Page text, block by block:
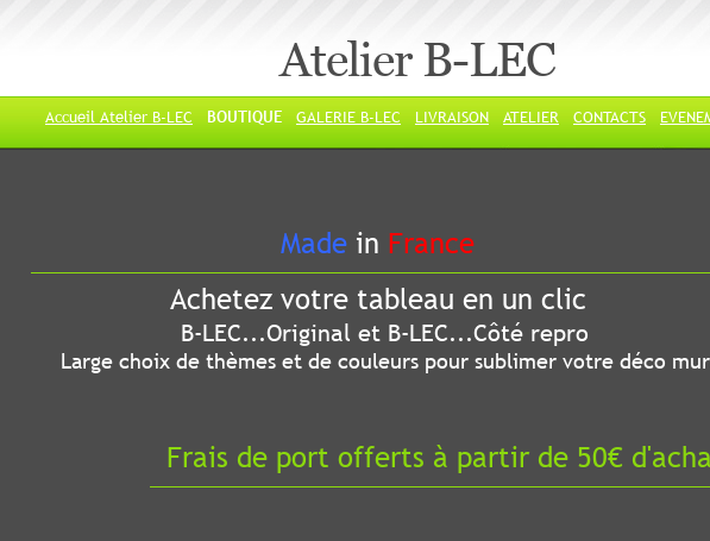
Atelier B-LEC
Accueil Atelier B-LEC BOUTIQUE GALERIE B-LEC LIVRAISON ATELIER CONTACTS
Made in France
Achetez votre tableau en un clic
B-LEC...Original et B-LEC...Côté repro
Large choix de thèmes et de couleurs pour sublimer votre déco
Frais de port offerts à partir de 50€